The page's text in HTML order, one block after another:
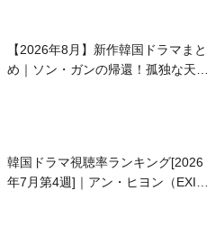
【2026年8月】新作韓国ドラマまと
め｜ソン・ガンの帰還！孤独な天才
韓国ドラマ視聴率ランキング[2026
年7月第4週]｜アン・ヒヨン（EXID